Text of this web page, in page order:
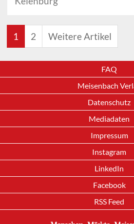
1 2 Weitere Artikel
FAQ
Meisenbach
Datenschutz
Mediadaten
Impressum
Instagram
LinkedIn
Facebook
RSS Feed